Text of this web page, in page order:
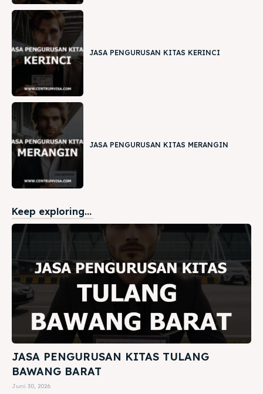
JASA PENGURUSAN KITAS KERINCI
JASA PENGURUSAN KITAS MERANGIN
Keep exploring...
JASA PENGURUSAN KITAS TULANG
BAWANG BARAT
Juni 30, 2026